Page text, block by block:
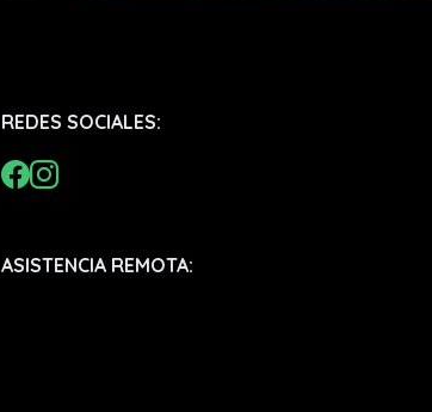
REDES SOCIALES:
ASISTENCIA REMOTA: